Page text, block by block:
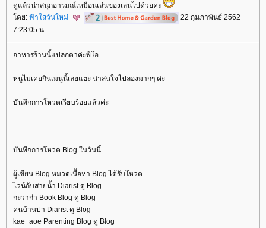
ดูแล้วน่าสนุกอารมณ์เหมือนเล่นของเล่นไปด้วยค่ะ
ดย: ฟ้าใสวันใหม่
22 กุมภาพันธ์ 2562
7:23:05 น.
อาหารร้านนี้แปลกตาค่ะพี่โอ
หนูไม่เคยกินเมนูนี้เลยแฮะ น่าสนใจไปลองมากๆ ค่ะ
บันทึกการโหวตเรียบร้อยแล้วค่ะ
บันทึกการโหวต Blog ในวันนี้
ผู้เขียน Blog หมวดเนื้อหา Blog ได้รับโหวต
ไวน์กับสายน้ำ Diarist ดู Blog
กะว่าก๋า Book Blog ดู Blog
คนบ้านป่า Diarist ดู Blog
kae+aoe Parenting Blog ดู Blog